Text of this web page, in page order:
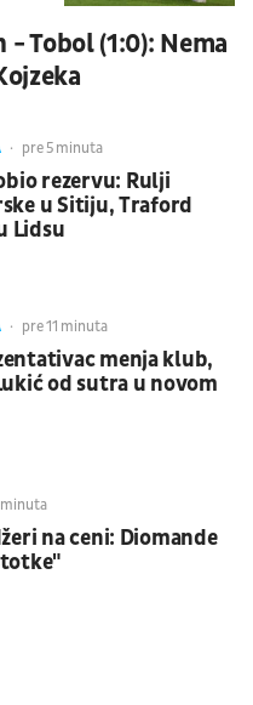
- Tobol (1:0): Nema
pre 5 minuta
rezervu: Rulji
u Sitiju, Traford
Lidsu
pre 11 minuta
menja klub,
od sutra u novom
minuta
na ceni: Diomande